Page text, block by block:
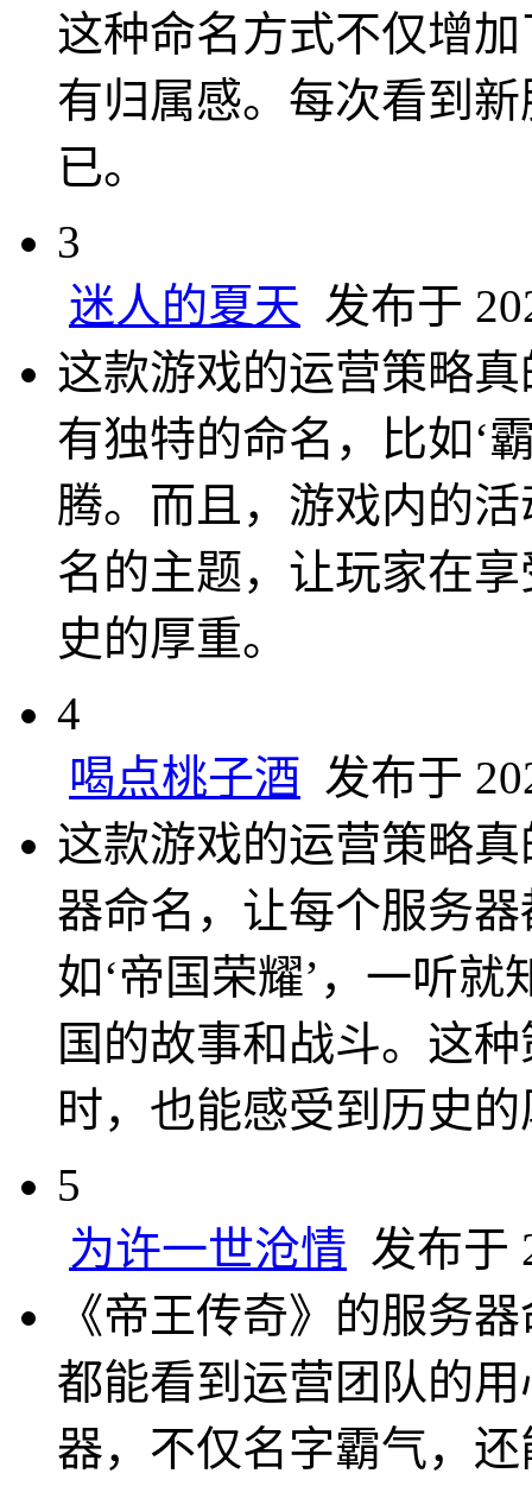
这种命名方式不仅增
有归属感。每次看到
已。
3
迷人的夏天 发布于
这款游戏的运营策略
有独特的命名，比如‘
腾。而且，游戏内的
名的主题，让玩家在
史的厚重。
4
喝点桃子酒 发布于
这款游戏的运营策略
器命名，让每个服务
如‘帝国荣耀’，一听
国的故事和战斗。这
时，也能感受到历史
5
为许一世沧情 发布于
《帝王传奇》的服务
都能看到运营团队的
器，不仅名字霸气，